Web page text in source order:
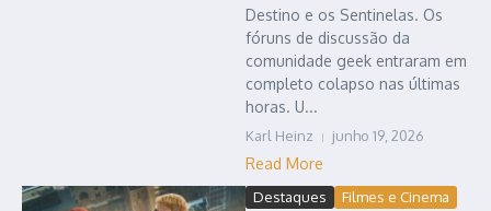
Destino e os Sentinelas. Os
fóruns de discussão da
comunidade geek entraram em
completo colapso nas últimas
horas. U...
Karl Heinz junho 19, 2026
Read More
Destaques Filmes e Cinema